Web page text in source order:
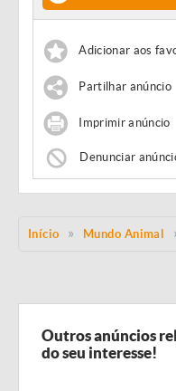
Adicionar aos
Partilhar anúncio
Imprimir anúncio
Denunciar
Início Mundo Animal
Outros anúncios
do seu interesse!